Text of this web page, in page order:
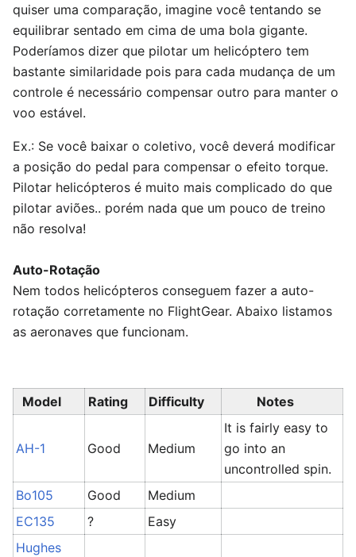
quiser uma comparação, imagine você tentando se
equilibrar sentado em cima de uma bola gigante.
Poderíamos dizer que pilotar um helicóptero tem
bastante similaridade pois para cada mudança de um
controle é necessário compensar outro para manter o
voo estável.
Ex.: Se você baixar o coletivo, você deverá modificar
a posição do pedal para compensar o efeito torque.
Pilotar helicópteros é muito mais complicado do que
pilotar aviões.. porém nada que um pouco de treino
não resolva!
Auto-Rotação
Nem todos helicópteros conseguem fazer a auto-
rotação corretamente no FlightGear. Abaixo listamos
as aeronaves que funcionam.
Model Rating Difficulty Notes
AH-1 Good Medium
It is fairly easy to
go into an
uncontrolled spin.
Bo105
Good
Medium
EC135
?
Easy
Hughes